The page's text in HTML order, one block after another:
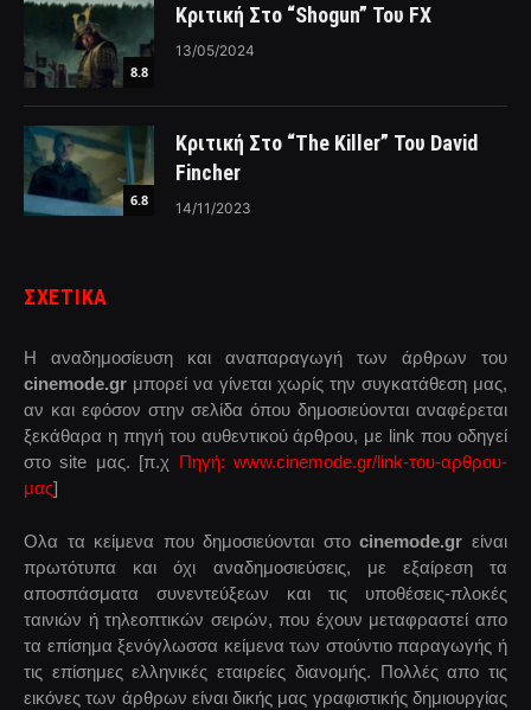
8.8
Κριτική Στο “Shogun” Του FX
13/05/2024
6.8
Κριτική Στο “The Killer” Του David
Fincher
14/11/2023
ΣΧΕΤΙΚΑ
Η αναδημοσίευση και αναπαραγωγή των άρθρων του
cinemode.gr μπορεί να γίνεται χωρίς την συγκατάθεση μας,
αν και εφόσον στην σελίδα όπου δημοσιεύονται αναφέρεται
ξεκάθαρα η πηγή του αυθεντικού άρθρου, με link που οδηγεί
στο site μας. [π.χ Πηγή: www.cinemode.gr/link-του-αρθρου-
μας]
Ολα τα κείμενα που δημοσιεύονται στοcinemode.gr είναι
πρωτότυπα και όχι αναδημοσιεύσεις, με εξαίρεση τα
αποσπάσματα συνεντεύξεων και τις υποθέσεις-πλοκές
ταινιών ή τηλεοπτικών σειρών, που έχουν μεταφραστεί απο
τα επίσημα ξενόγλωσσα κείμενα των στούντιο παραγωγής ή
τις επίσημες ελληνικές εταιρείες διανομής. Πολλές απο τις
εικόνες των άρθρων είναι δικής μας γραφιστικής δημιουργίας